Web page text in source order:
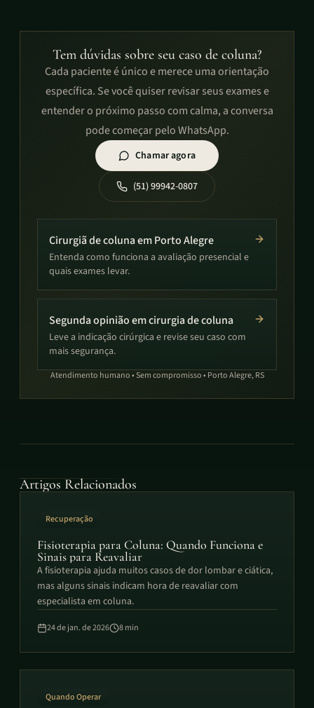
Tem dúvidas sobre seu caso de coluna?
Cada paciente é único e merece uma orientação
específica. Se você quiser revisar seus exames e
entender o próximo passo com calma, a conversa
pode começar pelo WhatsApp.
Chamar agora
(51) 99942-0807
Cirurgiã de coluna em Porto Alegre
Entenda como funciona a avaliação presencial e
quais exames levar.
Segunda opinião em cirurgia de coluna
Leve a indicação cirúrgica e revise seu caso com
mais segurança.
Atendimento humano • Sem compromisso • Porto Alegre, RS
Artigos Relacionados
Recuperação
Fisioterapia para Coluna: Quando Funciona e
Sinais para Reavaliar
A fisioterapia ajuda muitos casos de dor lombar e ciática,
mas alguns sinais indicam hora de reavaliar com
especialista em coluna.
24 de jan. de 2026 8min
Quando Operar